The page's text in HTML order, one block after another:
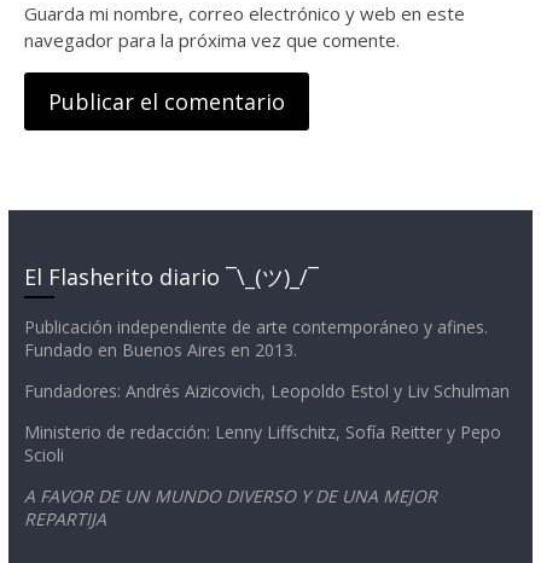
Guarda mi nombre, correo electrónico y web en este
navegador para la próxima vez que comente.
El Flasherito diario ¯\_(ツ)_/¯
Publicación independiente de arte contemporáneo y afines.
Fundado en Buenos Aires en 2013.
Fundadores: Andrés Aizicovich, Leopoldo Estol y Liv Schulman
Ministerio de redacción: Lenny Liffschitz, Sofía Reitter y Pepo
Scioli
A FAVOR DE UN MUNDO DIVERSO Y DE UNA MEJOR
REPARTIJA